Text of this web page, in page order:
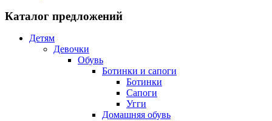
Каталог предложений
Детям
Девочки
Обувь
Ботинки и сапоги
Ботинки
Сапоги
Угги
Домашняя обувь